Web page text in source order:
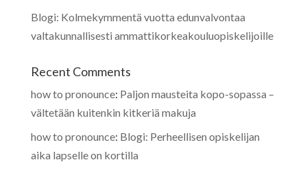
Blogi: Kolmekymmentä vuotta edunvalvontaa
valtakunnallisesti ammattikorkeakouluopiskelijoille
Recent Comments
how to pronounce: Paljon mausteita kopo-sopassa –
vältetään kuitenkin kitkeriä makuja
how to pronounce: Blogi: Perheellisen opiskelijan
aika lapselle on kortilla